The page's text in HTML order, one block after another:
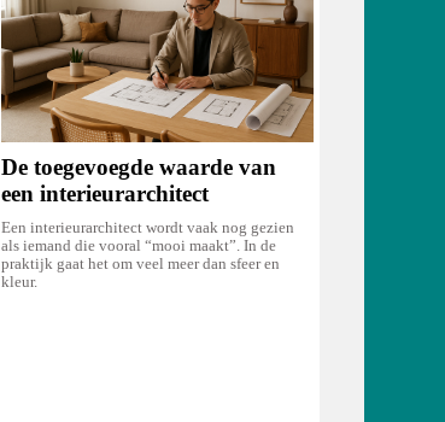
De toegevoegde waarde van
een interieurarchitect
Een interieurarchitect wordt vaak nog gezien
als iemand die vooral “mooi maakt”. In de
praktijk gaat het om veel meer dan sfeer en
kleur.